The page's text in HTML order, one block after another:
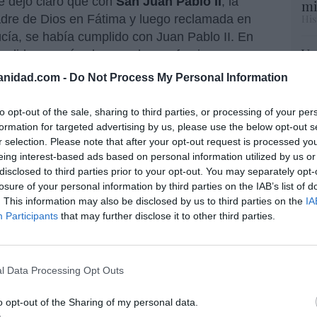
- Do Not Process My Personal Information
opt-out of the sale, sharing to third parties, or processing of your
for targeted advertising by us, please use the below opt-out
selection. Please note that after your opt-out request is processed
interest-based ads based on personal information utilized by us
to third parties prior to your opt-out. You may separately
of your personal information by third parties on the IAB’s list of
This information may also be disclosed by us to third parties on the
Participants that may further disclose it to other third parties.
Data Processing Opt Outs
opt-out of the Sharing of my personal data.
de Dios en Fátima y luego reclamada en
se había cumplido con Juan Pablo II. En
ser más claro, no hay eufemismos: se
y americanos no logran parar al
María: probemos.
este artículo?
newsletter y recibe cada dia
legales